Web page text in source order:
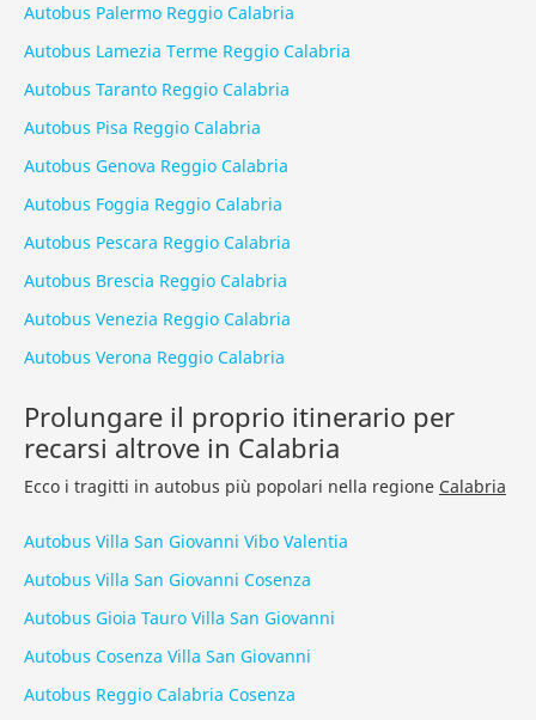
Autobus Palermo Reggio Calabria
Autobus Lamezia Terme Reggio Calabria
Autobus Taranto Reggio Calabria
Autobus Pisa Reggio Calabria
Autobus Genova Reggio Calabria
Autobus Foggia Reggio Calabria
Autobus Pescara Reggio Calabria
Autobus Brescia Reggio Calabria
Autobus Venezia Reggio Calabria
Autobus Verona Reggio Calabria
Prolungare il proprio itinerario per
recarsi altrove in Calabria
Ecco i tragitti in autobus più popolari nella regione Calabria
Autobus Villa San Giovanni Vibo Valentia
Autobus Villa San Giovanni Cosenza
Autobus Gioia Tauro Villa San Giovanni
Autobus Cosenza Villa San Giovanni
Autobus Reggio Calabria Cosenza